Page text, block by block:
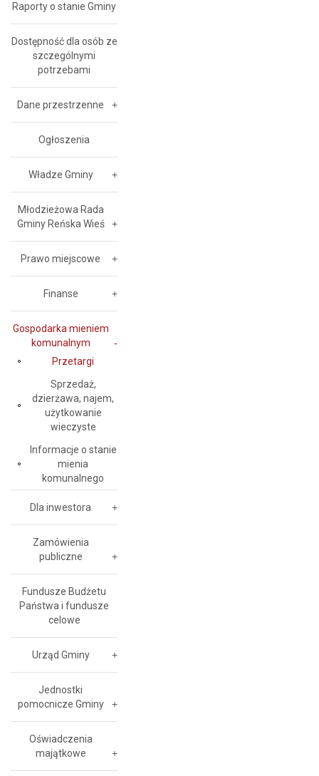
Raporty o stanie Gminy
Dostępność dla osób ze
szczególnymi
potrzebami
Dane przestrzenne
Ogłoszenia
Władze Gminy
Młodzieżowa Rada
Gminy Reńska Wieś
Prawo miejscowe
Finanse
Gospodarka mieniem
komunalnym
Przetargi
Sprzedaż,
dzierżawa, najem,
użytkowanie
wieczyste
Informacje o stanie
mienia
komunalnego
Dla inwestora
Zamówienia
publiczne
Fundusze Budżetu
Państwa i fundusze
celowe
Urząd Gminy
Jednostki
pomocnicze Gminy
Oświadczenia
majątkowe